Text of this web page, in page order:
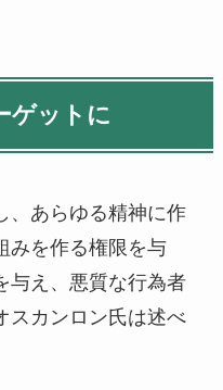
ゲットに
、あらゆる精神に作
みを作る権限を与
え、 悪質な行為者
スカンロン氏は述べ